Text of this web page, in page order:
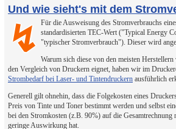
Und wie sieht's mit dem
↯
Für die Ausweisung des Stromverbrauchs
standardisierten TEC-Wert ("Typical Energy
"typischer Stromverbrauch"). Dieser wird
Warum sich diese von den meisten
den Vergleich von Druckern eignet, haben wir im
Strombedarf bei Laser- und Tintendruckern ausführlich
Generell gilt ohnehin, dass die Folgekosten eines
Preis von Tinte und Toner bestimmt werden und selbst
bei den Stromkosten (z.B. 90%) auf die Gesamtrechnung
geringe Auswirkung hat.